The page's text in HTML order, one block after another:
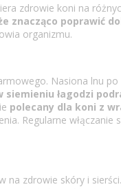
zdrowie koni na
znacząco poprawić
organizmu.
Nasiona lnu
siemieniu łagodzi
polecany dla koni z
Regularne
zdrowie skóry i